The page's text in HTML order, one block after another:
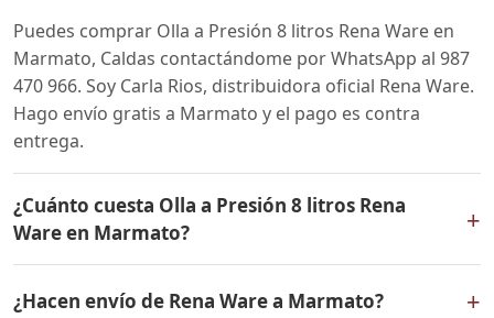
Puedes comprar Olla a Presión 8 litros Rena Ware en
Marmato, Caldas contactándome por WhatsApp al 987
470 966. Soy Carla Rios, distribuidora oficial Rena Ware.
Hago envío gratis a Marmato y el pago es contra
entrega.
¿Cuánto cuesta Olla a Presión 8 litros Rena
Ware en Marmato?
+
mismo en todo Colombia. Contáctame por WhatsApp
¿Hacen envío de Rena Ware a Marmato? +